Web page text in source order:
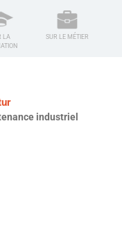
LA
SUR LE MÉTIER
industriel